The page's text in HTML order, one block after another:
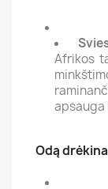
Afrikos
apsauga
Odą